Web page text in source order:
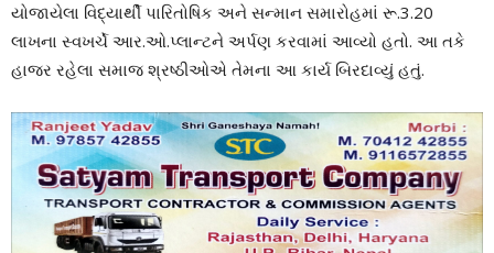
યોજાયેલા વિદ્યાર્થી પારિતોષિક અને સન્માન સમારોહમાં રૂ.3.20
લાખના સ્વખર્ચે આર.ઓ.પ્લાન્ટને અર્પણ કરવામાં આવ્યો હતો. આ તકે
હાજર રહેલા સમાજ શ્રષ્ઠીઓએ તેમના આ કાર્ય બિરદાવ્યું હતું.